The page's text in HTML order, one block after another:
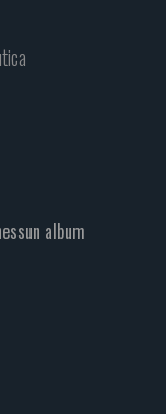
album